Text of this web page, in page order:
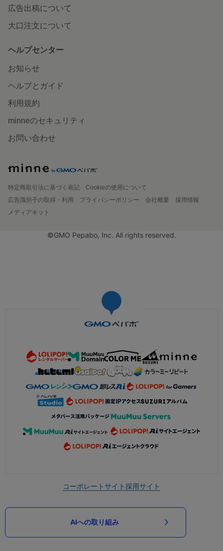
広告出稿について
大口注文について
ヘルプセンター
お知らせ
ヘルプとガイド
利用規約
minneのセキュリティ
お問い合わせ
特定商取引法に基づく表記
Cookieの使用について
広告識別子の取得・利用
プライバシーポリシー 会社概要
採用情報
メディアキット
©GMO Pepabo, Inc. All rights reserved.
コーポレートサイト採用サイト
AIへの取り組み